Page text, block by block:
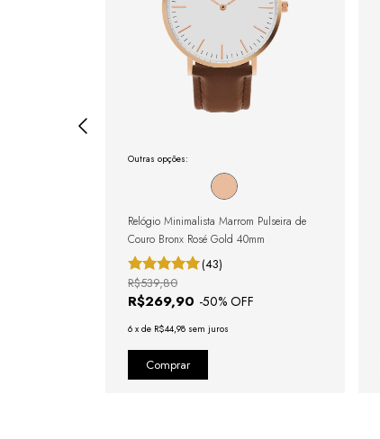
Outras opções:
Relógio Minimalista Marrom Pulseira de
Couro Bronx Rosé Gold 40mm
(43)
R$269,90 -50% OFF
R$539,80
6 x de R$44,98 sem juros